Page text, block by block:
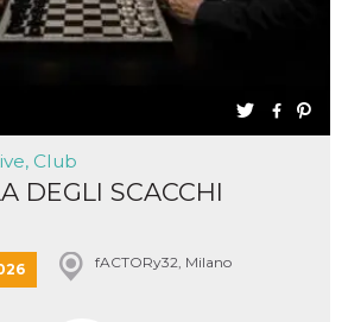
Club
DEGLI SCACCHI
fACTORy32, Milano